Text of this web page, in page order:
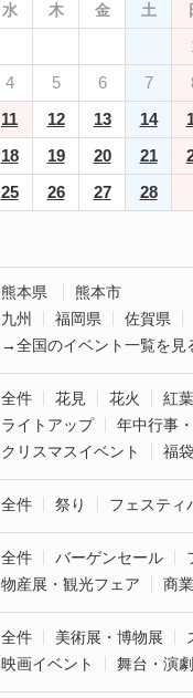
水 木 金 土
4 5 6 7
11 12 13 14
18 19 20 21
25 26 27 28
熊本県
熊本市
九州
福岡県 佐賀県
→全国のイベント一覧を見
全件 花見 花火 紅葉
ライトアップ
年中行事
クリスマスイベント
福
全件 祭り フェスティ
全件 バーゲンセール
物産展・観光フェア
商
全件 美術展・博物展
映画イベント
舞台・演劇